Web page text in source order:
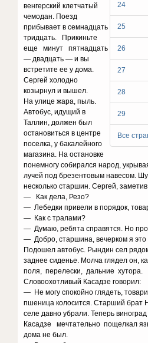
24
25
26
27
28
29
Все
венгерский клетчатый
чемодан. Поезд
прибывает в семнадцать
тридцать. Прикиньте
еще минут пятнадцать
— двадцать — и вы
встретите ее у дома.
Сергей холодно
козырнул и вышел.
На улице жара, пыль.
Автобус, идущий в
Таллин, должен был
остановиться в центре
поселка, у бакалейного
магазина. На остановке
понемногу собирался народ,
лучей под брезентовым навесом.
несколько старшин. Сергей,
— Как дела, Резо?
— Лебедки привели в порядок,
— Как с тралами?
— Думаю, ребята справятся. Но
— Добро, старшина, вечерком я это
Подошел автобус. Рындин сел
заднее сиденье. Молча глядел он,
поля, перелески, дальние хутора.
Словоохотливый Касадзе говорил:
— Не могу спокойно глядеть,
пшеница колосится. Старший брат
селе давно убрали. Теперь
Касадзе мечтательно пощелкал
дома не был.